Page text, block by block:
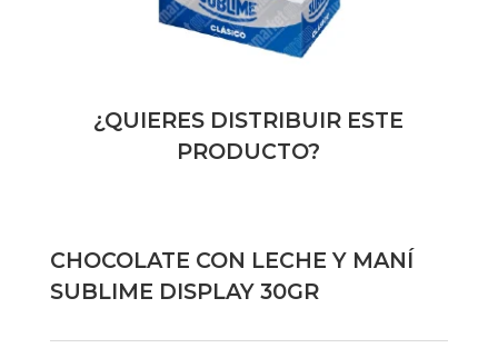
¿QUIERES DISTRIBUIR ESTE
PRODUCTO?
CHOCOLATE CON LECHE Y MANÍ
SUBLIME DISPLAY 30GR